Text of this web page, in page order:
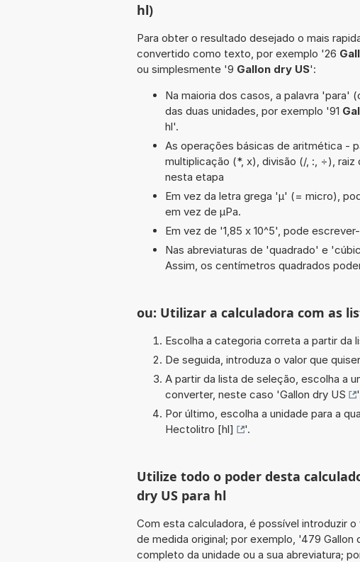
hl)
Para obter o resultado desejado o mais
convertido como texto, por exemplo '26
ou simplesmente '9 Gallon dry US':
Na maioria dos casos, a palavra
das duas unidades, por exemplo '91
hl'.
As operações básicas de aritmética -
multiplicação (*, x), divisão (/, :, ÷),
nesta etapa
Em vez da letra grega 'µ' (= micro),
em vez de µPa.
Em vez de '1,85 x 10^5', pode
Nas abreviaturas de 'quadrado' e
Assim, os centímetros quadrados
ou: Utilizar a calculadora com as
Escolha a categoria correta a partir da
De seguida, introduza o valor que
A partir da lista de seleção, escolha a
converter, neste caso 'Gallon dry US
Por último, escolha a unidade para a
Hectolitro [hl]
'.
Utilize todo o poder desta
dry US para hl
Com esta calculadora, é possível introduzir
de medida original; por exemplo, '479
completo da unidade ou a sua abreviatura;